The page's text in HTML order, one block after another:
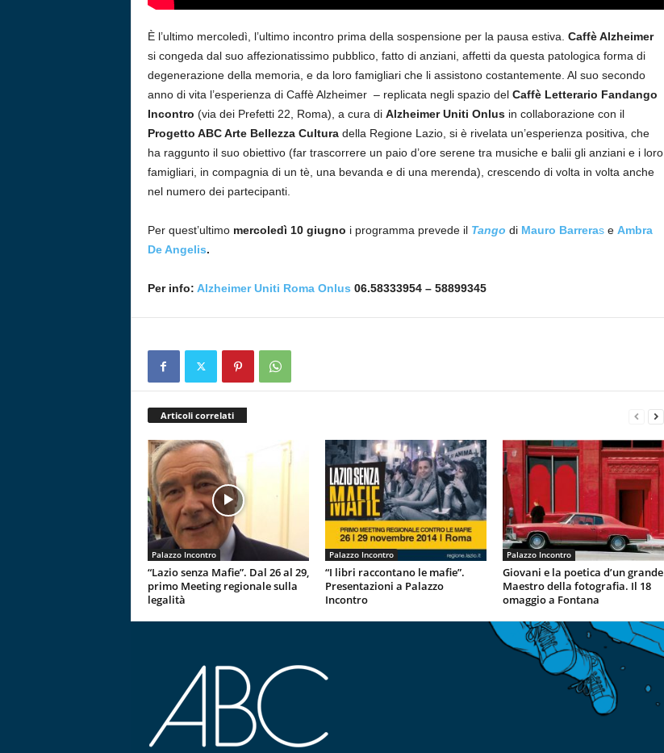
È l’ultimo mercoledì, l’ultimo incontro prima della sospensione per la pausa estiva. Caffè Alzheimer
si congeda dal suo affezionatissimo pubblico, fatto di anziani, affetti da questa patologica forma di
degenerazione della memoria, e da loro famigliari che li assistono costantemente. Al suo secondo
anno di vita l’esperienza di Caffè Alzheimer – replicata negli spazio del Caffè Letterario Fandango
Incontro (via dei Prefetti 22, Roma), a cura di Alzheimer Uniti Onlusin collaborazione con il
Progetto ABC Arte Bellezza Cultura della Regione Lazio, si è rivelata un’esperienza positiva, che
ha raggunto il suo obiettivo (far trascorrere un paio d’ore serene tra musiche e balii gli anziani e i loro
famigliari, in compagnia di un tè, una bevanda e di una merenda), crescendo di volta in volta anche
nel numero dei partecipanti.
Per quest’ultimo mercoledì 10 giugno i programma prevede il Tango di Mauro Barreras e Ambra
De Angelis.
Per info: Alzheimer Uniti Roma Onlus 06.58333954 – 58899345
Articoli correlati
Palazzo Incontro
“Lazio senza Mafie”. Dal 26 al 29,
primo Meeting regionale sulla
legalità
Palazzo Incontro
“I libri raccontano le mafie”.
Presentazioni a Palazzo
Incontro
Palazzo Incontro
Giovani e la poetica d’un grande
Maestro della fotografia. Il 18
omaggio a Fontana